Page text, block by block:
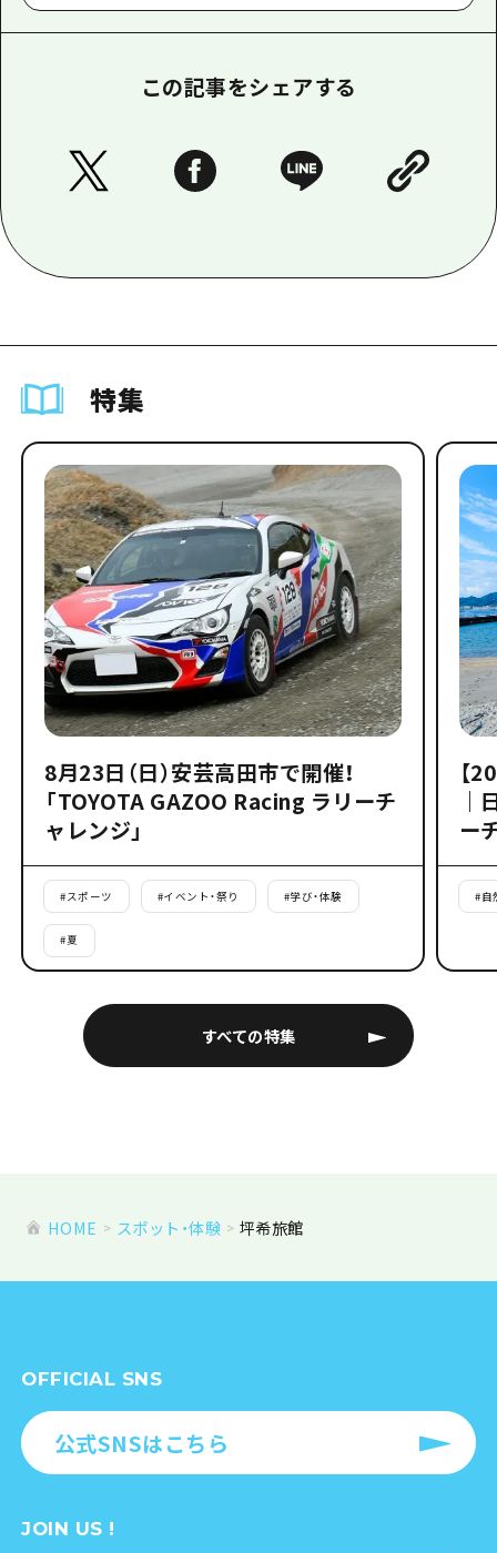
この記事をシェアする
特集
すべての特集
8月23日（日）安芸高田市で開催！
「TOYOTA GAZOO Racing ラリーチ
ャレンジ」
#スポーツ #イベント・祭り #学び・体験
#夏
【
｜
ー
#自
HOME スポット・体験 坪希旅館
OFFICIAL SNS
公式SNSはこちら
JOIN US !